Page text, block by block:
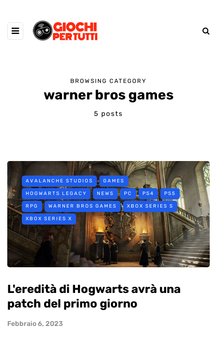
BROWSING CATEGORY
warner bros games
5 posts
AVALANCHE STUDIOS GAMES
HOGWARTS LEGACY NEWS PC PS4 PS5
RPG WARNER BROS GAMES XBOX SERIES S
XBOX SERIES X
L'eredità di Hogwarts avrà una
patch del primo giorno
Febbraio 6, 2023